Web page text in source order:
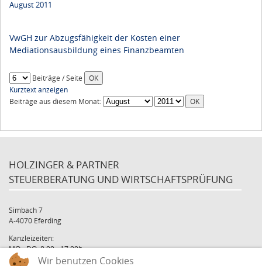
August 2011
VwGH zur Abzugsfähigkeit der Kosten einer
Mediationsausbildung eines Finanzbeamten
Beiträge / Seite
Kurztext anzeigen
Beiträge aus diesem Monat:
HOLZINGER & PARTNER
STEUERBERATUNG UND WIRTSCHAFTSPRÜFUNG
Simbach 7
A-4070 Eferding
Kanzleizeiten:
MO - DO: 8:00 - 17:00h
FR: 8:00 - 12:00hWir benutzen Cookies